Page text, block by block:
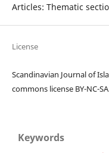
Articles: Thematic
License
Scandinavian Journal of
commons license BY-NC-
Keywords